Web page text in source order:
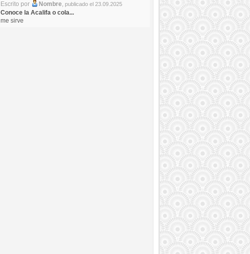
Escrito por
Nombre, publicado el 23.09.2025
Conoce la Acalifa o cola...
me sirve